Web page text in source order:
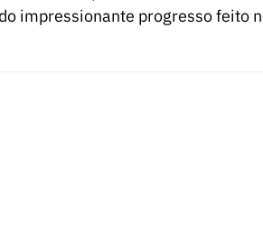
impressionante progresso feito